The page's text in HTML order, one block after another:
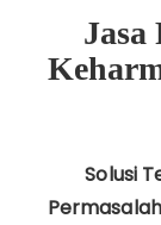
Jasa
Solusi